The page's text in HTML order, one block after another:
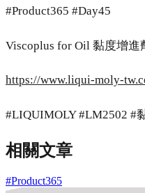
#Product365 #Day45
Viscoplus for Oil 黏度增進
https://www.liqui-moly-
#LIQUIMOLY #LM2502 #
相關文章
#Product365